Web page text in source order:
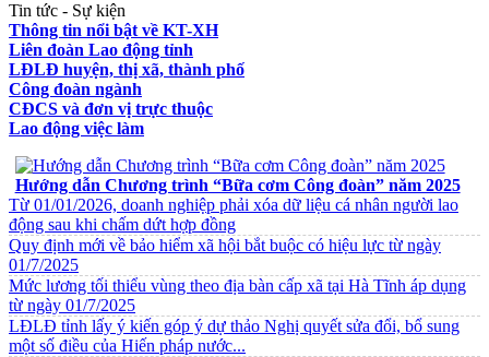
Tin tức - Sự kiện
Thông tin nổi bật về KT-XH
Liên đoàn Lao động tỉnh
LĐLĐ huyện, thị xã, thành phố
Công đoàn ngành
CĐCS và đơn vị trực thuộc
Lao động việc làm
Hướng dẫn Chương trình “Bữa cơm Công đoàn” năm 2025
Từ 01/01/2026, doanh nghiệp phải xóa dữ liệu cá nhân người lao
động sau khi chấm dứt hợp đồng
Quy định mới về bảo hiểm xã hội bắt buộc có hiệu lực từ ngày
01/7/2025
Mức lương tối thiểu vùng theo địa bàn cấp xã tại Hà Tĩnh áp dụng
từ ngày 01/7/2025
LĐLĐ tỉnh lấy ý kiến góp ý dự thảo Nghị quyết sửa đổi, bổ sung
một số điều của Hiến pháp nước...